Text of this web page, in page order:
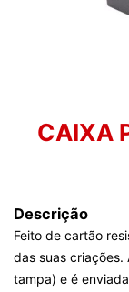
CAIXA
Descrição
Feito de cartão
das suas
tampa) e é